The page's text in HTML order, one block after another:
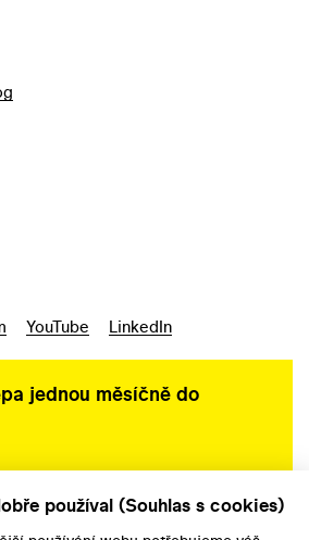
YouTube LinkedIn
jednou měsíčně do
používal (Souhlas s cookies)